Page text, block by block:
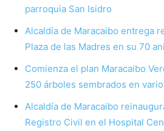
parroquia San Isidro
Alcaldía de Maracaibo entrega
Plaza de las Madres en su 70
Comienza el plan Maracaibo
250 árboles sembrados en
Alcaldía de Maracaibo
Registro Civil en el Hospital